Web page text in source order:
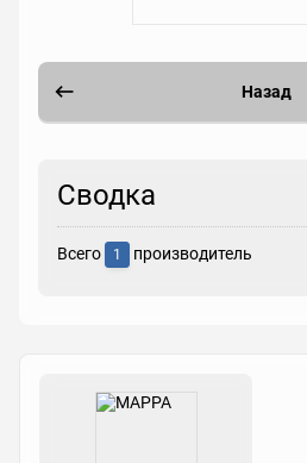
Назад
Сводка
Всего 1 производитель